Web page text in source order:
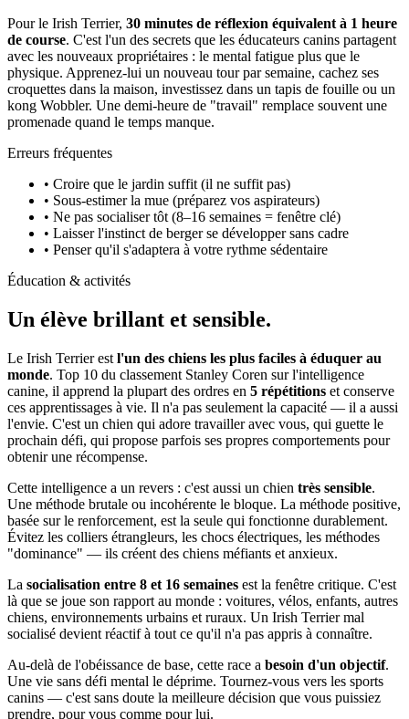
Pour le Irish Terrier, 30 minutes de réflexion équivalent à 1 heure
de course. C'est l'un des secrets que les éducateurs canins partagent
avec les nouveaux propriétaires : le mental fatigue plus que le
physique. Apprenez-lui un nouveau tour par semaine, cachez ses
croquettes dans la maison, investissez dans un tapis de fouille ou un
kong Wobbler. Une demi-heure de "travail" remplace souvent une
promenade quand le temps manque.
Erreurs fréquentes
• Croire que le jardin suffit (il ne suffit pas)
• Sous-estimer la mue (préparez vos aspirateurs)
• Ne pas socialiser tôt (8–16 semaines = fenêtre clé)
• Laisser l'instinct de berger se développer sans cadre
• Penser qu'il s'adaptera à votre rythme sédentaire
Éducation & activités
Un élève brillant et sensible.
Le Irish Terrier est l'un des chiens les plus faciles à éduquer au
monde. Top 10 du classement Stanley Coren sur l'intelligence
canine, il apprend la plupart des ordres en 5 répétitions et conserve
ces apprentissages à vie. Il n'a pas seulement la capacité — il a aussi
l'envie. C'est un chien qui adore travailler avec vous, qui guette le
prochain défi, qui propose parfois ses propres comportements pour
obtenir une récompense.
Cette intelligence a un revers : c'est aussi un chien très sensible.
Une méthode brutale ou incohérente le bloque. La méthode positive,
basée sur le renforcement, est la seule qui fonctionne durablement.
Évitez les colliers étrangleurs, les chocs électriques, les méthodes
"dominance" — ils créent des chiens méfiants et anxieux.
La socialisation entre 8 et 16 semaines est la fenêtre critique. C'est
là que se joue son rapport au monde : voitures, vélos, enfants, autres
chiens, environnements urbains et ruraux. Un Irish Terrier mal
socialisé devient réactif à tout ce qu'il n'a pas appris à connaître.
Au-delà de l'obéissance de base, cette race a besoin d'un objectif.
Une vie sans défi mental le déprime. Tournez-vous vers les sports
canins — c'est sans doute la meilleure décision que vous puissiez
prendre, pour vous comme pour lui.